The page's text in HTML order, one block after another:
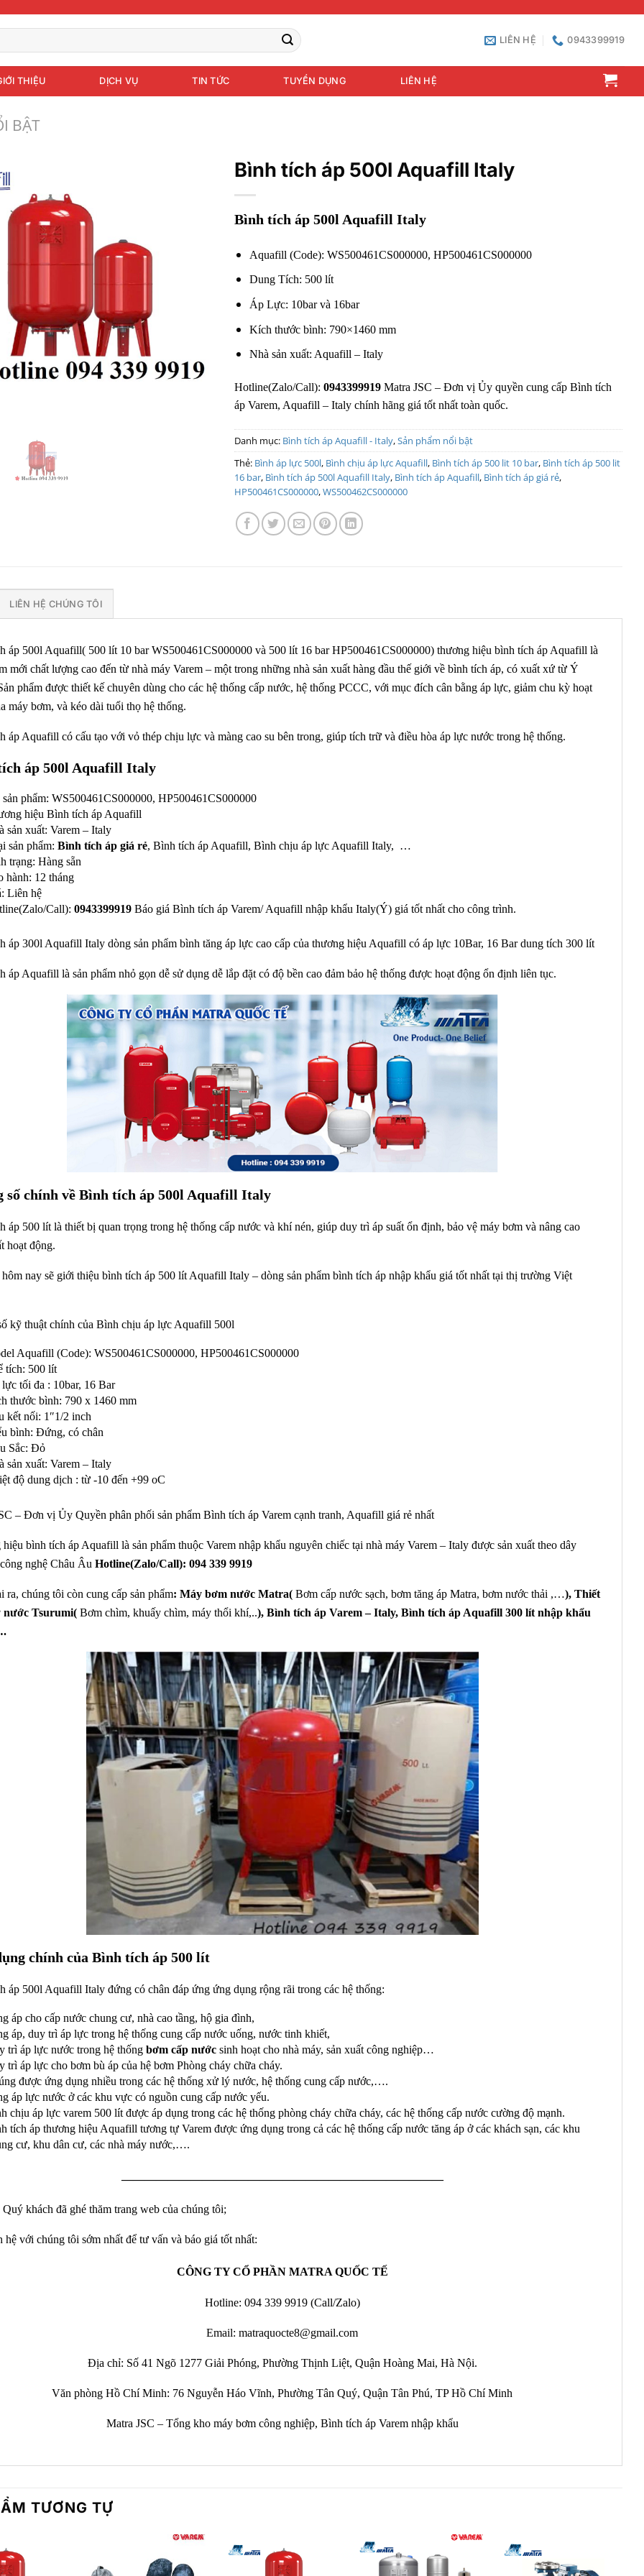
LIÊN HỆ 0943399919
THIỆU DỊCH VỤ TIN TỨC TUYỂN DỤNG LIÊN HỆ
BẬT
Bình tích áp 500l Aquafill Italy
Bình tích áp 500l Aquafill Italy
Aquafill (Code): WS500461CS000000, HP500461CS000000
Dung Tích: 500 lít
Áp Lực: 10bar và 16bar
Kích thước bình: 790×1460 mm
Nhà sản xuất: Aquafill – Italy
Hotline(Zalo/Call):0943399919 Matra JSC – Đơn vị Ủy quyền cung cấp Bình tích
áp Varem, Aquafill – Italy chính hãng giá tốt nhất toàn quốc.
Danh mục: Bình tích áp Aquafill - Italy,Sản phẩm nổi bật
Thẻ: Bình áp lực 500l, Bình chịu áp lực Aquafill, Bình tích áp 500 lit 10 bar, Bình tích áp 500 lit
16 bar, Bình tích áp 500l Aquafill Italy, Bình tích áp Aquafill, Bình tích áp giá rẻ,
HP500461CS000000,WS500462CS000000
LIÊN HỆ CHÚNG TÔI
áp 500l Aquafill( 500 lít 10 bar WS500461CS000000 và 500 lít 16 bar HP500461CS000000) thương hiệu bình tích áp Aquafill là
mới chất lượng cao đến từ nhà máy Varem – một trong những nhà sản xuất hàng đầu thế giới về bình tích áp, có xuất xứ từ Ý
phẩm được thiết kế chuyên dùng cho các hệ thống cấp nước, hệ thống PCCC, với mục đích cân bằng áp lực, giảm chu kỳ hoạt
máy bơm, và kéo dài tuổi thọ hệ thống.
áp Aquafill có cấu tạo với vỏ thép chịu lực và màng cao su bên trong, giúp tích trữ và điều hòa áp lực nước trong hệ thống.
áp 500l Aquafill Italy
sản phẩm: WS500461CS000000, HP500461CS000000
hiệu Bình tích áp Aquafill
sản xuất: Varem – Italy
sản phẩm:Bình tích áp giá rẻ, Bình tích áp Aquafill, Bình chịu áp lực Aquafill Italy, …
trạng: Hàng sẵn
hành: 12 tháng
Liên hệ
Call):0943399919 Báo giá Bình tích áp Varem/ Aquafill nhập khẩu Italy(Ý) giá tốt nhất cho công trình.
áp 300l Aquafill Italy dòng sản phẩm bình tăng áp lực cao cấp của thương hiệu Aquafill có áp lực 10Bar, 16 Bar dung tích 300 lít
áp Aquafill là sản phẩm nhỏ gọn dễ sử dụng dễ lắp đặt có độ bền cao đảm bảo hệ thống được hoạt động ổn định liên tục.
số chính về Bình tích áp 500l Aquafill Italy
áp 500 lít là thiết bị quan trọng trong hệ thống cấp nước và khí nén, giúp duy trì áp suất ổn định, bảo vệ máy bơm và nâng cao
hoạt động.
nay sẽ giới thiệu bình tích áp 500 lít Aquafill Italy – dòng sản phẩm bình tích áp nhập khẩu giá tốt nhất tại thị trường Việt
kỹ thuật chính của Bình chịu áp lực Aquafill 500l
Aquafill (Code): WS500461CS000000, HP500461CS000000
tích: 500 lít
tối đa : 10bar, 16 Bar
thước bình: 790 x 1460 mm
kết nối: 1″1/2 inch
bình: Đứng, có chân
Sắc: Đỏ
sản xuất: Varem – Italy
độ dung dịch : từ -10 đến +99 oC
– Đơn vị Ủy Quyền phân phối sản phẩm Bình tích áp Varem cạnh tranh, Aquafill giá rẻ nhất
bình tích áp Aquafill là sản phẩm thuộc Varem nhập khẩu nguyên chiếc tại nhà máy Varem – Italy được sản xuất theo dây
nghệ Châu Âu Hotline(Zalo/Call): 094 339 9919
ra, chúng tôi còn cung cấp sản phẩm: Máy bơm nước Matra( Bơm cấp nước sạch, bơm tăng áp Matra, bơm nước thải ,…), Thiết
nước Tsurumi( Bơm chìm, khuấy chìm, máy thổi khí,..), Bình tích áp Varem – Italy, Bình tích áp Aquafill 300 lít nhập khẩu
chính của Bình tích áp 500 lít
áp 500l Aquafill Italy đứng có chân đáp ứng ứng dụng rộng rãi trong các hệ thống:
áp cho cấp nước chung cư, nhà cao tầng, hộ gia đình,
áp, duy trì áp lực trong hệ thống cung cấp nước uống, nước tinh khiết,
trì áp lực nước trong hệ thốngbơm cấp nước sinh hoạt cho nhà máy, sản xuất công nghiệp…
trì áp lực cho bơm bù áp của hệ bơm Phòng cháy chữa cháy.
được ứng dụng nhiều trong các hệ thống xử lý nước, hệ thống cung cấp nước,….
áp lực nước ở các khu vực có nguồn cung cấp nước yếu.
chịu áp lực varem 500 lít được áp dụng trong các hệ thống phòng cháy chữa cháy, các hệ thống cấp nước cường độ mạnh.
tích áp thương hiệu Aquafill tương tự Varem được ứng dụng trong cả các hệ thống cấp nước tăng áp ở các khách sạn, các khu
cư, khu dân cư, các nhà máy nước,….
————————————————————————————
Quý khách đã ghé thăm trang web của chúng tôi;
hệ với chúng tôi sớm nhất để tư vấn và báo giá tốt nhất:
CÔNG TY CỔ PHẦN MATRA QUỐC TẾ
Hotline: 094 339 9919 (Call/Zalo)
Email: matraquocte8@gmail.com
Địa chỉ: Số 41 Ngõ 1277 Giải Phóng, Phường Thịnh Liệt, Quận Hoàng Mai, Hà Nội.
Văn phòng Hồ Chí Minh: 76 Nguyễn Háo Vĩnh, Phường Tân Quý, Quận Tân Phú, TP Hồ Chí Minh
Matra JSC – Tổng kho máy bơm công nghiệp, Bình tích áp Varem nhập khẩu
TƯƠNG TỰ